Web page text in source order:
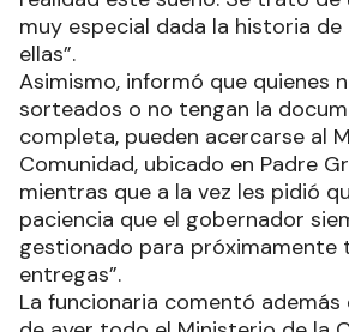
muy especial dada la historia de
ellas”.
Asimismo, informó que quienes
sorteados o no tengan la
completa, pueden acercarse al
Comunidad, ubicado en Padre
mientras que a la vez les pidió
paciencia que el gobernador
gestionado para próximamente
entregas”.
La funcionaria comentó además